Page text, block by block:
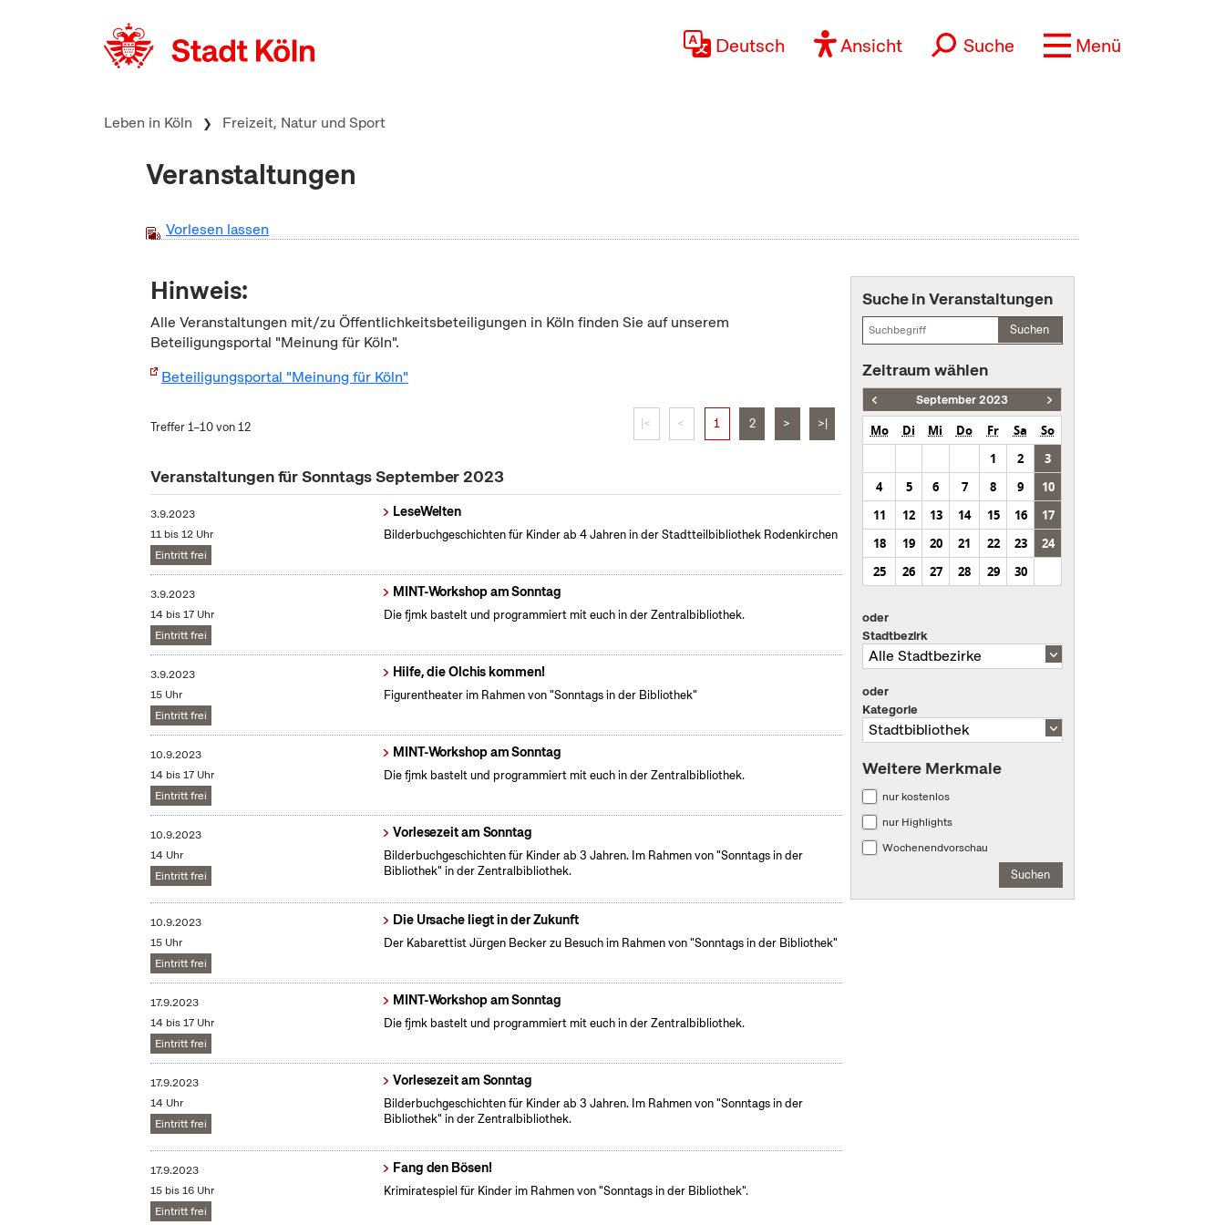
Deutsch Ansicht Suche Menü
Leben in Köln Freizeit, Natur und Sport
Veranstaltungen
Vorlesen lassen
Hinweis:
Alle Veranstaltungen mit/zu Öffentlichkeitsbeteiligungen in Köln finden Sie auf unserem
Beteiligungsportal "Meinung für Köln".
Beteiligungsportal "Meinung für Köln"
Treffer 1–10 von 12 |< < 1 2 > >|
Veranstaltungen für Sonntags September 2023
3.9.2023
11 bis 12 Uhr
Eintritt frei
LeseWelten
Bilderbuchgeschichten für Kinder ab 4 Jahren in der Stadtteilbibliothek Rodenkirchen
3.9.2023
14 bis 17 Uhr
Eintritt frei
MINT-Workshop am Sonntag
Die fjmk bastelt und programmiert mit euch in der Zentralbibliothek.
3.9.2023
15 Uhr
Eintritt frei
Hilfe, die Olchis kommen!
Figurentheater im Rahmen von "Sonntags in der Bibliothek"
10.9.2023
14 bis 17 Uhr
Eintritt frei
MINT-Workshop am Sonntag
Die fjmk bastelt und programmiert mit euch in der Zentralbibliothek.
10.9.2023
14 Uhr
Eintritt frei
Vorlesezeit am Sonntag
Bilderbuchgeschichten für Kinder ab 3 Jahren. Im Rahmen von "Sonntags in der
Bibliothek" in der Zentralbibliothek.
10.9.2023
15 Uhr
Eintritt frei
Die Ursache liegt in der Zukunft
Der Kabarettist Jürgen Becker zu Besuch im Rahmen von "Sonntags in der Bibliothek"
17.9.2023
14 bis 17 Uhr
Eintritt frei
MINT-Workshop am Sonntag
Die fjmk bastelt und programmiert mit euch in der Zentralbibliothek.
17.9.2023
14 Uhr
Eintritt frei
Vorlesezeit am Sonntag
Bilderbuchgeschichten für Kinder ab 3 Jahren. Im Rahmen von "Sonntags in der
Bibliothek" in der Zentralbibliothek.
17.9.2023
15 bis 16 Uhr
Eintritt frei
Fang den Bösen!
Krimiratespiel für Kinder im Rahmen von "Sonntags in der Bibliothek".
Suche in Veranstaltungen
Suchen
Zeitraum wählen
September 2023
Mo Di Mi Do Fr Sa
So
1
2
3
4
5 6 7 8 9
10
11
12 13 14 15 16
17
18
19 20 21 22 23
24
25
26 27 28 29 30
oder
Stadtbezirk
oder
Kategorie
Weitere Merkmale
nur kostenlos
nur Highlights
Wochenendvorschau
Suchen